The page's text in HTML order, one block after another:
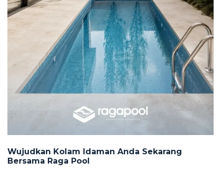
Wujudkan Kolam Idaman Anda Sekarang
Bersama Raga Pool